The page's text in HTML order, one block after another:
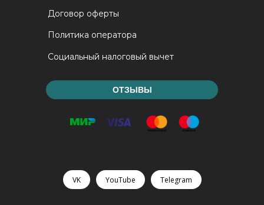
Договор оферты
Политика оператора
Социальный налоговый вычет
ОТЗЫВЫ
VK YouTube Telegram